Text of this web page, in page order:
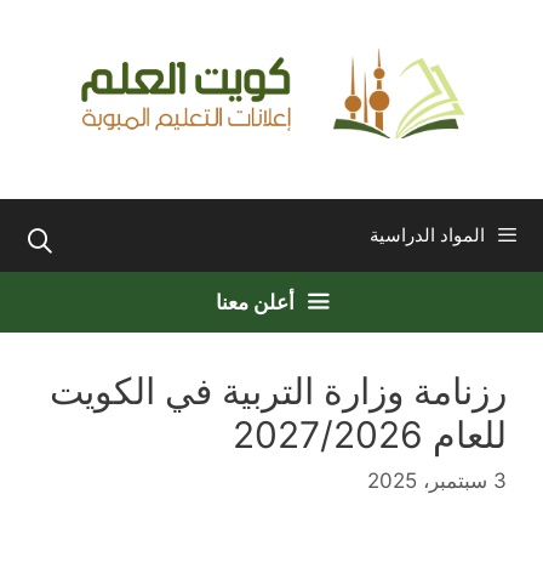
المواد الدراسية
أعلن معنا
رزنامة وزارة التربية في الكويت
للعام 2027/2026
3 سبتمبر، 2025